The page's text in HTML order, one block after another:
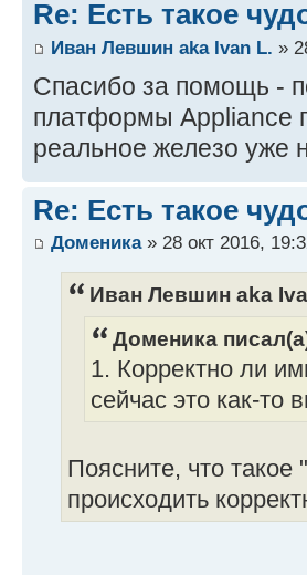
Re: Есть такое
Иван Левшин aka Ivan L. »
Спасибо за помощь -
платформы Appliance
реальное железо уже
Re: Есть такое
Доменика» 28 окт 2016,
Иван Левшин aka
Доменика
1. Корректно ли
сейчас это как-то
Поясните, что
происходить